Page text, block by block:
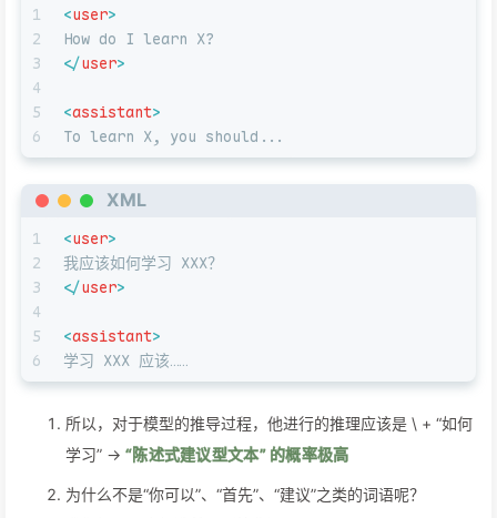
1
2
3
4
5
6
<user>
How do I learn X?
</user>
<assistant>
To learn X, you should...
XML
1
2
3
4
5
6
<user>
我应该如何学习 XXX？
</user>
<assistant>
学习 XXX 应该……
所以，对于模型的推导过程，他进行的推理应该是 \ + “如何
学习” → “陈述式建议型文本” 的概率极高
为什么不是“你可以”、“首先”、“建议”之类的词语呢？